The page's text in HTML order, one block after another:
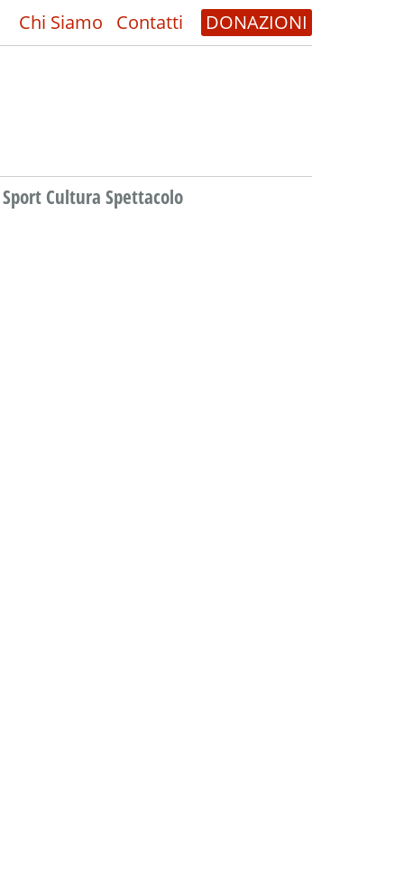
Chi Siamo Contatti DONAZIONI
Sport Cultura Spettacolo